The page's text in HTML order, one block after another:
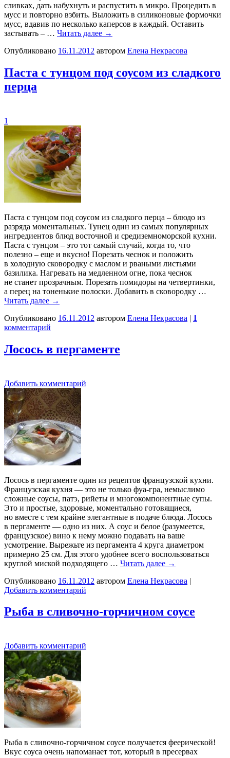
сливках, дать набухнуть и распустить в микро. Процедить в
мусс и повторно взбить. Выложить в силиконовые формочки
мусс, вдавив по несколько каперсов в каждый. Оставить
застывать – … Читать далее →
Опубликовано 16.11.2012 автором Елена Некрасова
Паста с тунцом под соусом из сладкого
перца
1
Паста с тунцом под соусом из сладкого перца – блюдо из
разряда моментальных. Тунец один из самых популярных
ингредиентов блюд восточной и средиземноморской кухни.
Паста с тунцом – это тот самый случай, когда то, что
полезно – еще и вкусно! Порезать чеснок и положить
в холодную сковородку с маслом и рваными листьями
базилика. Нагревать на медленном огне, пока чеснок
не станет прозрачным. Порезать помидоры на четвертинки,
а перец на тоненькие полоски. Добавить в сковородку …
Читать далее →
Опубликовано 16.11.2012 автором Елена Некрасова | 1
комментарий
Лосось в пергаменте
Добавить комментарий
Лосось в пергаменте один из рецептов французской кухни.
Французская кухня — это не только фуа-гра, немыслимо
сложные соусы, патэ, рийеты и многокомпонентные супы.
Это и простые, здоровые, моментально готовящиеся,
но вместе с тем крайне элегантные в подаче блюда. Лосось
в пергаменте — одно из них. А соус и белое (разумеется,
французское) вино к нему можно подавать на ваше
усмотрение. Вырежьте из пергамента 4 круга диаметром
примерно 25 см. Для этого удобнее всего воспользоваться
круглой миской подходящего … Читать далее →
Опубликовано 16.11.2012 автором Елена Некрасова |
Добавить комментарий
Рыба в сливочно-горчичном соусе
Добавить комментарий
Рыба в сливочно-горчичном соусе получается феерической!
Вкус соуса очень напоманает тот, который в пресервах